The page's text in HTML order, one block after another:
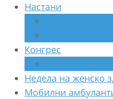
Настани
Конгрес
Недела на женско
Мобилни